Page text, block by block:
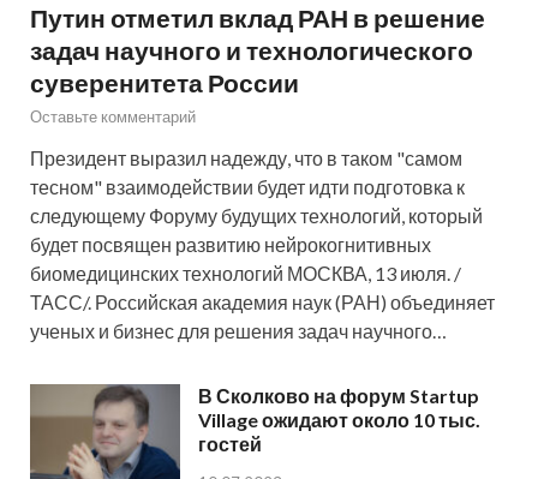
Путин отметил вклад РАН в решение
задач научного и технологического
суверенитета России
Оставьте комментарий
Президент выразил надежду, что в таком "самом
тесном" взаимодействии будет идти подготовка к
следующему Форуму будущих технологий, который
будет посвящен развитию нейрокогнитивных
биомедицинских технологий МОСКВА, 13 июля. /
ТАСС/. Российская академия наук (РАН) объединяет
ученых и бизнес для решения задач научного…
В Сколково на форум Startup
Village ожидают около 10 тыс.
гостей